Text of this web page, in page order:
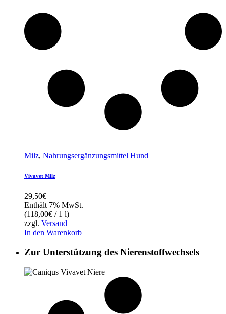
Milz, Nahrungsergänzungsmittel Hund
Vivavet Milz
29,50€
Enthält 7% MwSt.
(118,00€ / 1 l)
zzgl. Versand
In den Warenkorb
Zur Unterstützung des Nierenstoffwechsels